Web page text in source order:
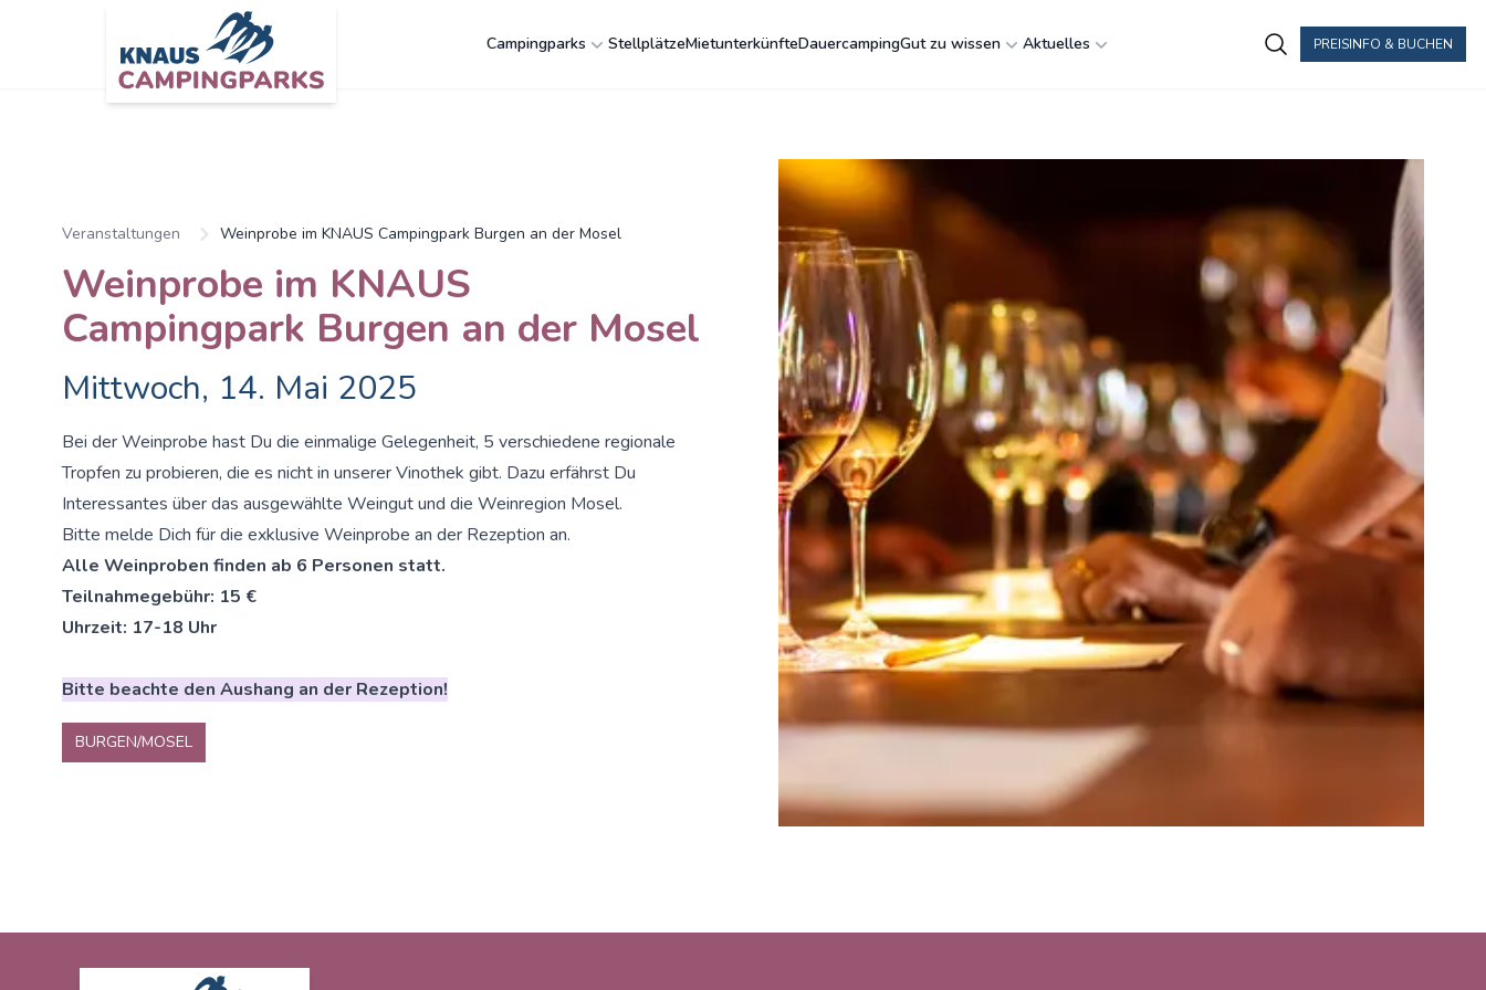
Zum Hauptinhalt springen
PREISINFO & BUCHEN
Campingparks StellplätzeMietunterkünfteDauercampingGut zu wissen Aktuelles
Veranstaltungen Weinprobe im KNAUS Campingpark Burgen an der Mosel
Weinprobe im KNAUS
Campingpark Burgen an der Mosel
Mittwoch, 14. Mai 2025
Bei der Weinprobe hast Du die einmalige Gelegenheit, 5 verschiedene regionale
Tropfen zu probieren, die es nicht in unserer Vinothek gibt. Dazu erfährst Du
Interessantes über das ausgewählte Weingut und die Weinregion Mosel.
Bitte melde Dich für die exklusive Weinprobe an der Rezeption an.
Alle Weinproben finden ab 6 Personen statt.
Teilnahmegebühr: 15 €
Uhrzeit: 17-18 Uhr
Bitte beachte den Aushang an der Rezeption!
BURGEN/MOSEL